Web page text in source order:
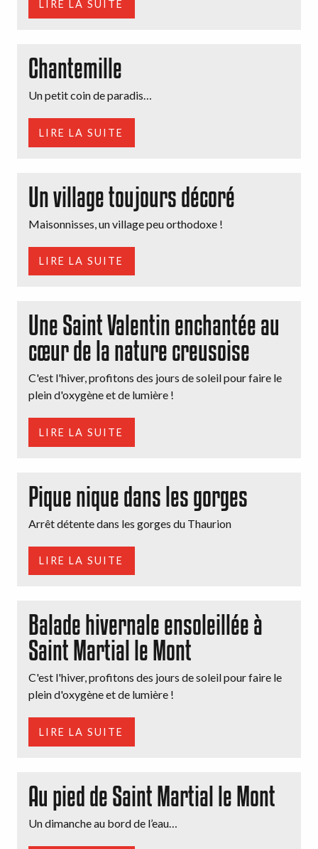
LIRE LA SUITE
Chantemille
Un petit coin de paradis…
LIRE LA SUITE
Un village toujours décoré
Maisonnisses, un village peu orthodoxe !
LIRE LA SUITE
Une Saint Valentin enchantée au
cœur de la nature creusoise
C'est l'hiver, profitons des jours de soleil pour faire le
plein d'oxygène et de lumière !
LIRE LA SUITE
Pique nique dans les gorges
Arrêt détente dans les gorges du Thaurion
LIRE LA SUITE
Balade hivernale ensoleillée à
Saint Martial le Mont
C'est l'hiver, profitons des jours de soleil pour faire le
plein d'oxygène et de lumière !
LIRE LA SUITE
Au pied de Saint Martial le Mont
Un dimanche au bord de l’eau…